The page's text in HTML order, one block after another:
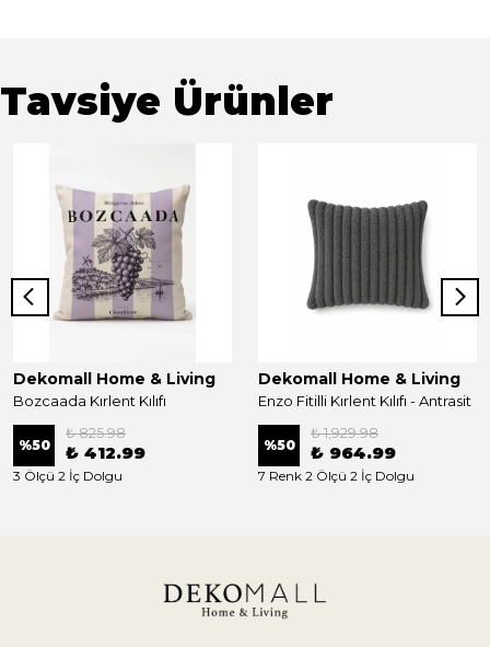
Tavsiye Ürünler
Dekomall Home & Living
Bozcaada Kırlent Kılıfı
%50
₺ 825.98
₺ 412.99
3 Ölçü 2 İç Dolgu
Dekomall Home & Living
Enzo Fitilli Kırlent Kılıfı - Antrasit
%50
₺ 1,929.98
₺ 964.99
7 Renk 2 Ölçü 2 İç Dolgu